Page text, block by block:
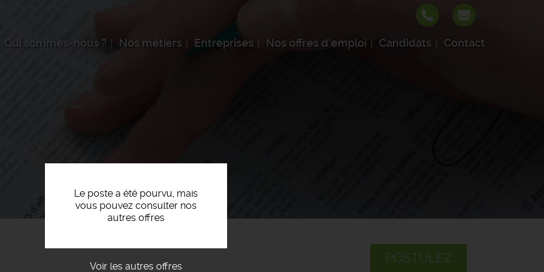
Qui sommes-nous ? Nos métiers Entreprises Nos offres d'emploi Candidats Contact
Le poste a été pourvu, mais
vous pouvez consulter nos
autres offres
Voir les autres offres
POSTULEZ